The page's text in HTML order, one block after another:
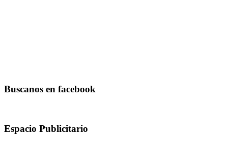
Buscanos en facebook
Espacio Publicitario